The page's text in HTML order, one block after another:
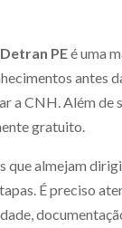
PEé uma
antes
a CNH. Além de
gratuito.
que almejam
É preciso